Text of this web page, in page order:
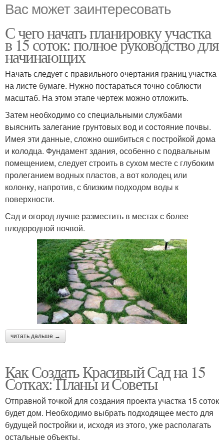
Вас может заинтересовать
С чего начать планировку участка
в 15 соток: полное руководство для
начинающих
Начать следует с правильного очертания границ участка
на листе бумаге. Нужно постараться точно соблюсти
масштаб. На этом этапе чертеж можно отложить.
Затем необходимо со специальными службами
выяснить залегание грунтовых вод и состояние почвы.
Имея эти данные, сложно ошибиться с постройкой дома
и колодца. Фундамент здания, особенно с подвальным
помещением, следует строить в сухом месте с глубоким
пролеганием водных пластов, а вот колодец или
колонку, напротив, с близким подходом воды к
поверхности.
Сад и огород лучше разместить в местах с более
плодородной почвой.
читать дальше →
Как Создать Красивый Сад на 15
Сотках: Планы и Советы
Отправной точкой для создания проекта участка 15 соток
будет дом. Необходимо выбрать подходящее место для
будущей постройки и, исходя из этого, уже располагать
остальные объекты.